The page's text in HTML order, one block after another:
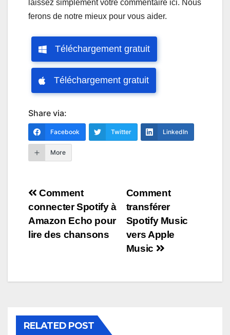
laissez simplement votre commentaire ici. Nous
ferons de notre mieux pour vous aider.
Téléchargement gratuit
Téléchargement gratuit
Share via:
Facebook Twitter LinkedIn
More
Navigation
de
l’article
Comment
transférer
Spotify Music
vers Apple
Music
Comment
connecter Spotify à
Amazon Echo pour
lire des chansons
RELATED POST